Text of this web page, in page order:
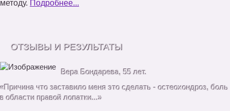
методу. Подробнее...
ОТЗЫВЫ И РЕЗУЛЬТАТЫ
Вера Бондарева, 55 лет.
«Причина что заставило меня это сделать - остеохондроз, боль
в области правой лопатки...»